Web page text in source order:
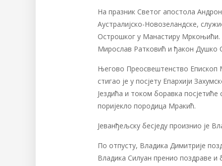
На празник Светог апостола
Аустралијско-Новозеландске,
Острошког у Манастиру Мркоњићи.
Мирослав Ратковић и ђакон Душко
Његово Преосвештенство Епископ
стигао је у посјету Епархији
Јездића и током боравка
поријекло породица Мракић.
Јеванђељску бесједу произнио је
По отпусту, Владика Димитрије
Владика Силуан пренио поздраве и